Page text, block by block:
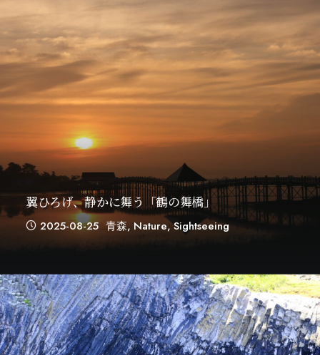
翼ひろげ、静かに舞う「鶴の舞橋」
2025-08-25 青森, Nature,Sightseeing